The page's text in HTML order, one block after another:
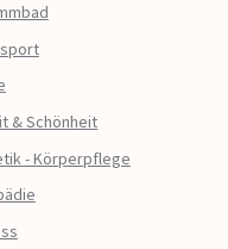
& Schönheit
- Körperpflege